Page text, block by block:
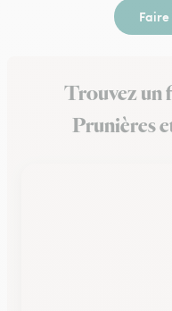
Trouvez un
Prunières